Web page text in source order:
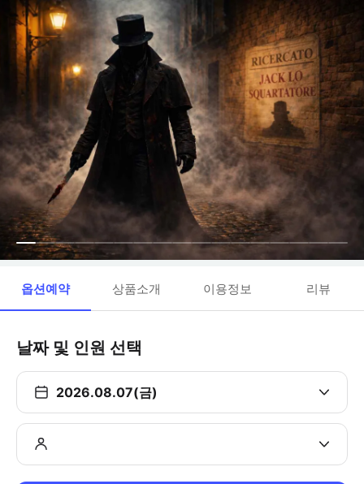
옵션예약 상품소개 이용정보 리뷰
날짜 및 인원 선택
2026.08.07(금)